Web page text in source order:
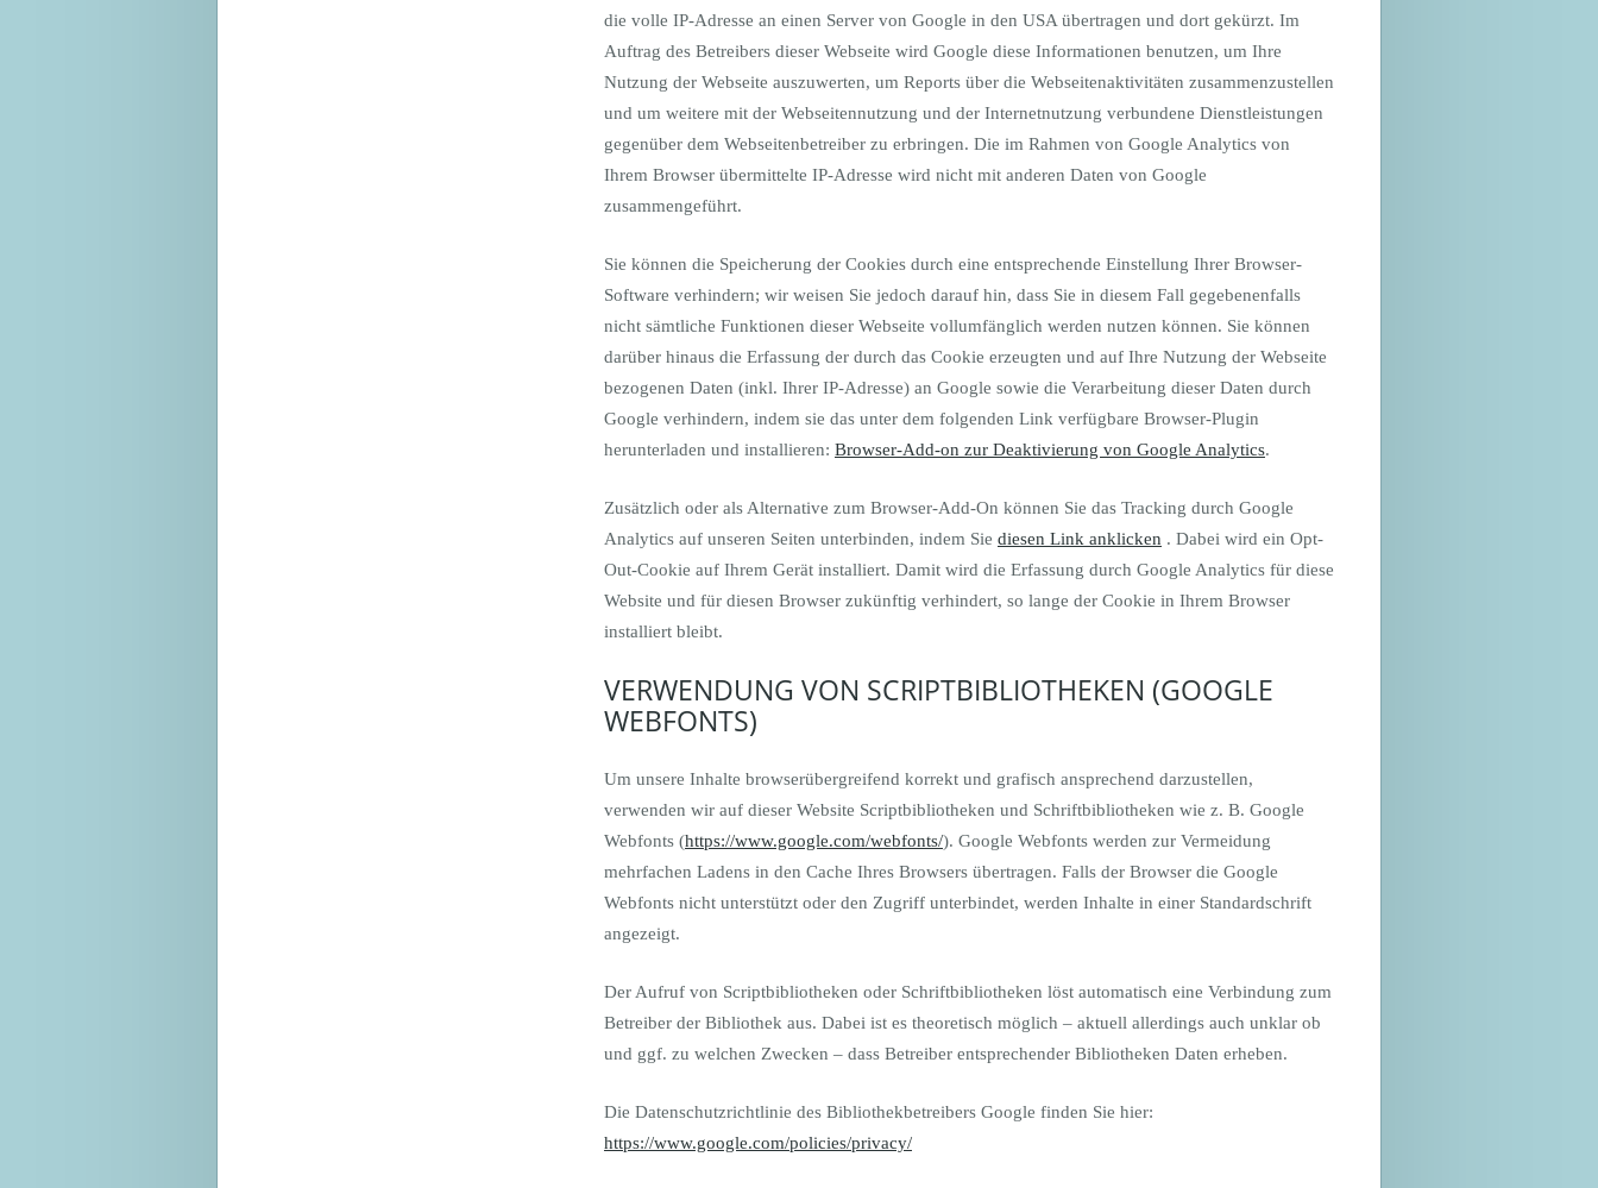
die volle IP-Adresse an einen Server von Google in den USA übertragen und dort gekürzt. Im
Auftrag des Betreibers dieser Webseite wird Google diese Informationen benutzen, um Ihre
Nutzung der Webseite auszuwerten, um Reports über die Webseitenaktivitäten zusammenzustellen
und um weitere mit der Webseitennutzung und der Internetnutzung verbundene Dienstleistungen
gegenüber dem Webseitenbetreiber zu erbringen. Die im Rahmen von Google Analytics von
Ihrem Browser übermittelte IP-Adresse wird nicht mit anderen Daten von Google
zusammengeführt.
Sie können die Speicherung der Cookies durch eine entsprechende Einstellung Ihrer Browser-
Software verhindern; wir weisen Sie jedoch darauf hin, dass Sie in diesem Fall gegebenenfalls
nicht sämtliche Funktionen dieser Webseite vollumfänglich werden nutzen können. Sie können
darüber hinaus die Erfassung der durch das Cookie erzeugten und auf Ihre Nutzung der Webseite
bezogenen Daten (inkl. Ihrer IP-Adresse) an Google sowie die Verarbeitung dieser Daten durch
Google verhindern, indem sie das unter dem folgenden Link verfügbare Browser-Plugin
herunterladen und installieren: Browser-Add-on zur Deaktivierung von Google Analytics.
Zusätzlich oder als Alternative zum Browser-Add-On können Sie das Tracking durch Google
Analytics auf unseren Seiten unterbinden, indem Sie diesen Link anklicken . Dabei wird ein Opt-
Out-Cookie auf Ihrem Gerät installiert. Damit wird die Erfassung durch Google Analytics für diese
Website und für diesen Browser zukünftig verhindert, so lange der Cookie in Ihrem Browser
installiert bleibt.
VERWENDUNG VON SCRIPTBIBLIOTHEKEN (GOOGLE
WEBFONTS)
Um unsere Inhalte browserübergreifend korrekt und grafisch ansprechend darzustellen,
verwenden wir auf dieser Website Scriptbibliotheken und Schriftbibliotheken wie z. B. Google
Webfonts (https://www.google.com/webfonts/). Google Webfonts werden zur Vermeidung
mehrfachen Ladens in den Cache Ihres Browsers übertragen. Falls der Browser die Google
Webfonts nicht unterstützt oder den Zugriff unterbindet, werden Inhalte in einer Standardschrift
angezeigt.
Der Aufruf von Scriptbibliotheken oder Schriftbibliotheken löst automatisch eine Verbindung zum
Betreiber der Bibliothek aus. Dabei ist es theoretisch möglich – aktuell allerdings auch unklar ob
und ggf. zu welchen Zwecken – dass Betreiber entsprechender Bibliotheken Daten erheben.
Die Datenschutzrichtlinie des Bibliothekbetreibers Google finden Sie hier:
https://www.google.com/policies/privacy/